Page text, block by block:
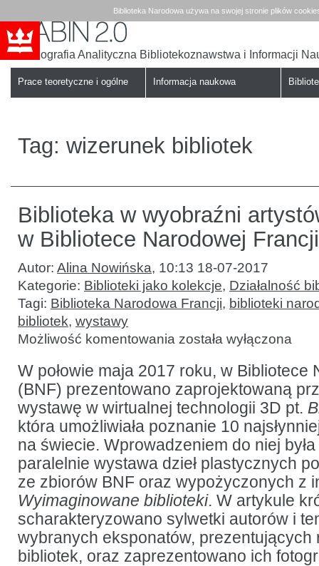
Biblioteka Narodowa używa na swojej stronie plików
Babin
Bibliografia Analityczna Bibliotekoznawstwa i Informacji
Prace teoretyczne i ogólne Informacja naukowa
Tag: wizerunek bibliotek
Biblioteka w wyobraźni
w Bibliotece Narodowej Francji
Autor: Alina Nowińska, 10:13 18-07-2017
Kategorie: Biblioteki jako kolekcje, Działalność
Tagi: Biblioteka Narodowa Francji, biblioteki
bibliotek, wystawy
Możliwość komentowania Biblioteka
w wyobraźni
–
wystawa
w Bibliotece
Narodowej
Francji
została wyłączona
W połowie maja 2017 roku, w Bibliotece
(BNF) prezentowano zaprojektowaną
wystawę w wirtualnej technologii 3D pt.
która umożliwiała poznanie 10
na świecie. Wprowadzeniem do niej
paralelnie wystawa dzieł plastycznych
ze zbiorów BNF oraz wypożyczonych z
Wyimaginowane biblioteki. W artykule
scharakteryzowano sylwetki autorów i
wybranych eksponatów, prezentujących
bibliotek, oraz zaprezentowano ich